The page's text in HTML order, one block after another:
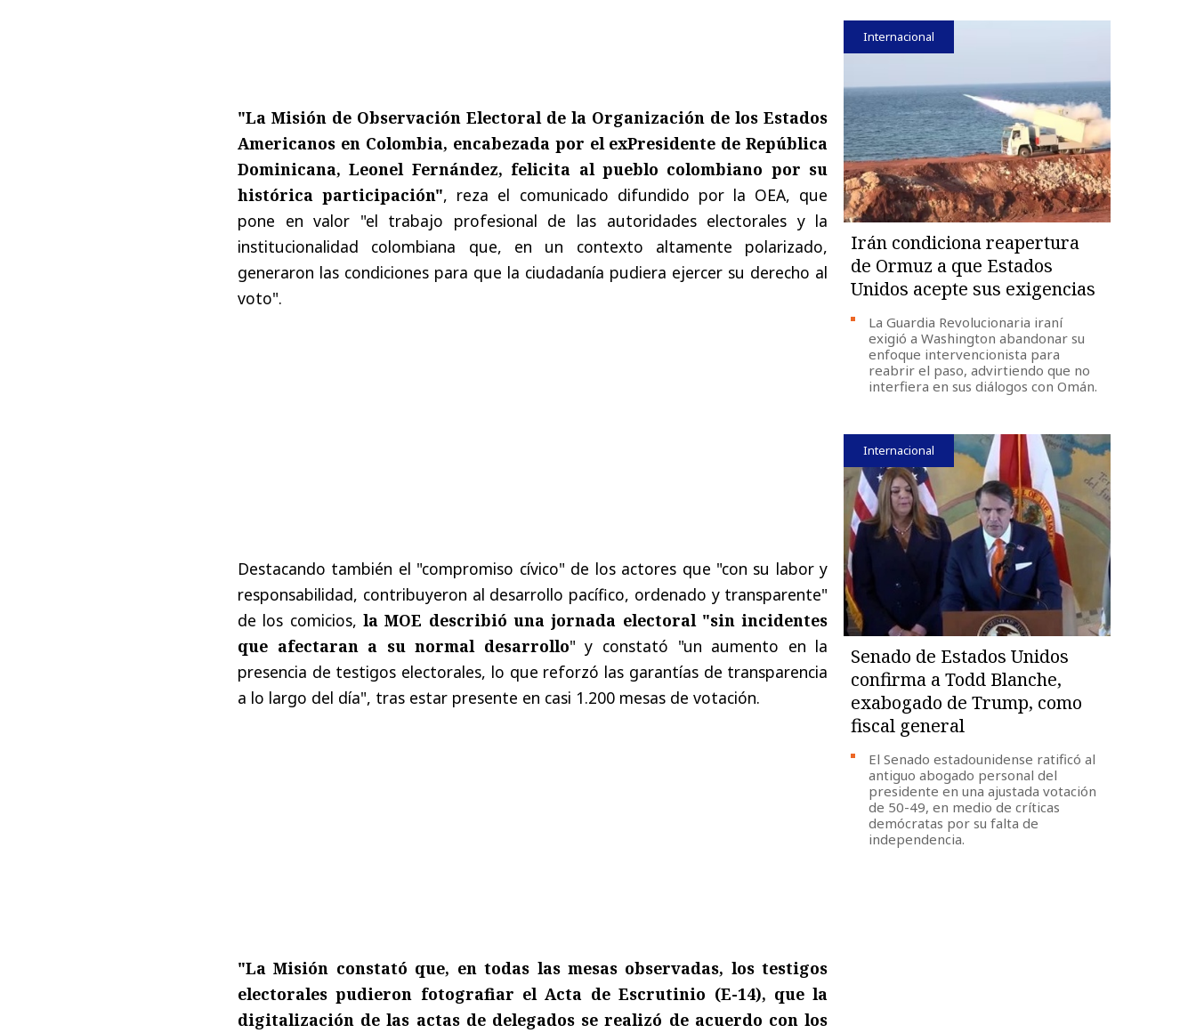
"La Misión de Observación Electoral de la Organización de los Estados
Americanos en Colombia, encabezada por el exPresidente de República
Dominicana, Leonel Fernández, felicita al pueblo colombiano por su
histórica participación", reza el comunicado difundido por la OEA, que
pone en valor "el trabajo profesional de las autoridades electorales y la
institucionalidad colombiana que, en un contexto altamente polarizado,
generaron las condiciones para que la ciudadanía pudiera ejercer su derecho al
voto".
Destacando también el "compromiso cívico" de los actores que "con su labor y
responsabilidad, contribuyeron al desarrollo pacífico, ordenado y transparente"
de los comicios, la MOE describió una jornada electoral "sin incidentes
que afectaran a su normal desarrollo" y constató "un aumento en la
presencia de testigos electorales, lo que reforzó las garantías de transparencia
a lo largo del día", tras estar presente en casi 1.200 mesas de votación.
"La Misión constató que, en todas las mesas observadas, los testigos
electorales pudieron fotografiar el Acta de Escrutinio (E-14), que la
digitalización de las actas de delegados se realizó de acuerdo con los
Internacional
Irán condiciona reapertura
de Ormuz a que Estados
Unidos acepte sus exigencias
La Guardia Revolucionaria iraní
exigió a Washington abandonar su
enfoque intervencionista para
reabrir el paso, advirtiendo que no
interfiera en sus diálogos con Omán.
Internacional
Senado de Estados Unidos
confirma a Todd Blanche,
exabogado de Trump, como
fiscal general
El Senado estadounidense ratificó al
antiguo abogado personal del
presidente en una ajustada votación
de 50-49, en medio de críticas
demócratas por su falta de
independencia.